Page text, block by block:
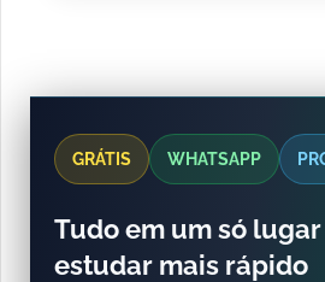
GRÁTIS WHATSAPP
Tudo em um só
estudar mais rápido